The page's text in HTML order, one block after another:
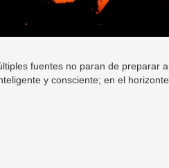
fuentes no paran de preparar
y consciente; en el